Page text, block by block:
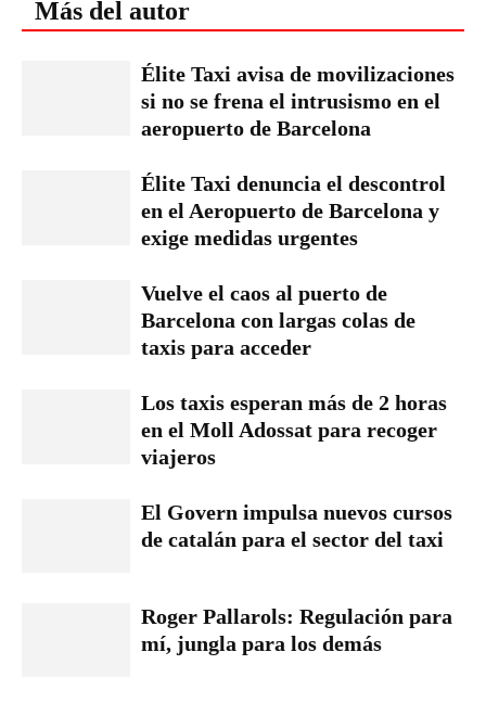
Más del autor
Élite Taxi avisa de movilizaciones
si no se frena el intrusismo en el
aeropuerto de Barcelona
Élite Taxi denuncia el descontrol
en el Aeropuerto de Barcelona y
exige medidas urgentes
Vuelve el caos al puerto de
Barcelona con largas colas de
taxis para acceder
Los taxis esperan más de 2 horas
en el Moll Adossat para recoger
viajeros
El Govern impulsa nuevos cursos
de catalán para el sector del taxi
Roger Pallarols: Regulación para
mí, jungla para los demás